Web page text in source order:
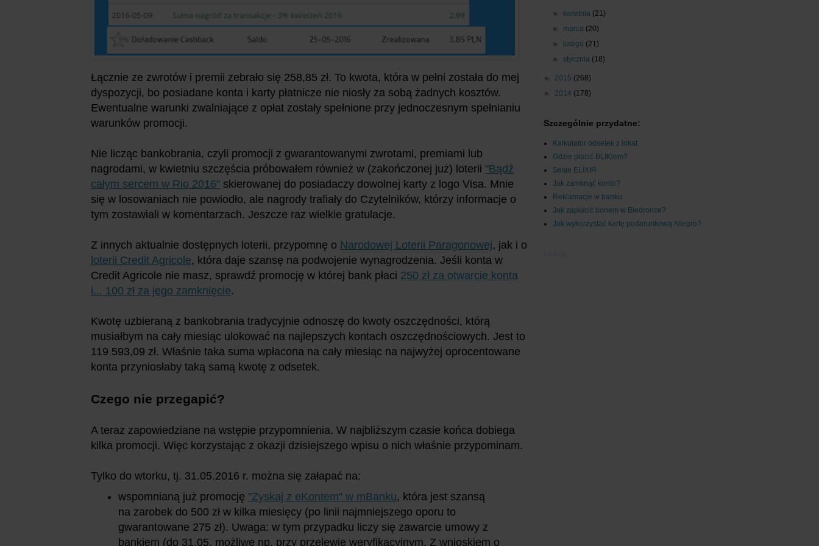
Łącznie ze zwrotów i premii zebrało się 258,85 zł. To kwota, która w pełni została do mej
dyspozycji, bo posiadane konta i karty płatnicze nie niosły za sobą żadnych kosztów.
Ewentualne warunki zwalniające z opłat zostały spełnione przy jednoczesnym spełnianiu
warunków promocji.
Nie licząc bankobrania, czyli promocji z gwarantowanymi zwrotami, premiami lub
nagrodami, w kwietniu szczęścia próbowałem również w (zakończonej już) loterii "Bądź
całym sercem w Rio 2016" skierowanej do posiadaczy dowolnej karty z logo Visa. Mnie
się w losowaniach nie powiodło, ale nagrody trafiały do Czytelników, którzy informacje o
tym zostawiali w komentarzach. Jeszcze raz wielkie gratulacje.
Z innych aktualnie dostępnych loterii, przypomnę o Narodowej Loterii Paragonowej, jak i o
loterii Credit Agricole, która daje szansę na podwojenie wynagrodzenia. Jeśli konta w
Credit Agricole nie masz, sprawdź promocję w której bank płaci 250 zł za otwarcie konta
i... 100 zł za jego zamknięcie.
Kwotę uzbieraną z bankobrania tradycyjnie odnoszę do kwoty oszczędności, którą
musiałbym na cały miesiąc ulokować na najlepszych kontach oszczędnościowych. Jest to
119 593,09 zł. Właśnie taka suma wpłacona na cały miesiąc na najwyżej oprocentowane
konta przyniosłaby taką samą kwotę z odsetek.
Czego nie przegapić?
A teraz zapowiedziane na wstępie przypomnienia. W najbliższym czasie końca dobiega
kilka promocji. Więc korzystając z okazji dzisiejszego wpisu o nich właśnie przypominam.
Tylko do wtorku, tj. 31.05.2016 r. można się załapać na:
wspomnianą już promocję "Zyskaj z eKontem" w mBanku, która jest szansą
na zarobek do 500 zł w kilka miesięcy (po linii najmniejszego oporu to
gwarantowane 275 zł). Uwaga: w tym przypadku liczy się zawarcie umowy z
bankiem (do 31.05. możliwe np. przy przelewie weryfikacyjnym. Z wnioskiem o
► kwietnia (21)
► marca (20)
►
lutego (21)
► stycznia (18)
► 2015 (268)
► 2014 (178)
Szczególnie przydatne:
Kalkulator odsetek z lokat
Gdzie płacić BLIKiem?
Sesje ELIXIR
Jak zamknąć konto?
Reklamacje w banku
Jak zapłacić bonem w Biedronce?
Jak wykorzystać kartę podarunkową Allegro?